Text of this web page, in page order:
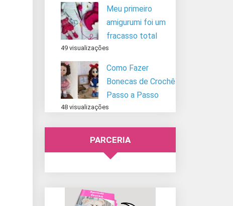
Meu primeiro
amigurumi foi um
fracasso total
49 visualizações
Como Fazer
Bonecas de Crochê
Passo a Passo
48 visualizações
PARCERIA